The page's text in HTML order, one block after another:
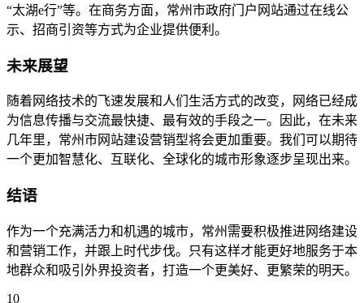
“太湖e行”等。在商务方面，常州市政府门户网站通过在线公
示、招商引资等方式为企业提供便利。
未来展望
随着网络技术的飞速发展和人们生活方式的改变，网络已经成
为信息传播与交流最快捷、最有效的手段之一。因此，在未来
几年里，常州市网站建设营销型将会更加重要。我们可以期待
一个更加智慧化、互联化、全球化的城市形象逐步呈现出来。
结语
作为一个充满活力和机遇的城市，常州需要积极推进网络建设
和营销工作，并跟上时代步伐。只有这样才能更好地服务于本
地群众和吸引外界投资者，打造一个更美好、更繁荣的明天。
10